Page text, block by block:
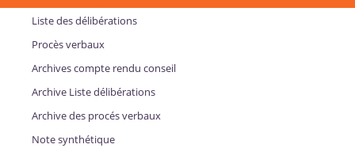
Liste des délibérations
Procès verbaux
Archives compte rendu conseil
Archive Liste délibérations
Archive des procés verbaux
Note synthétique